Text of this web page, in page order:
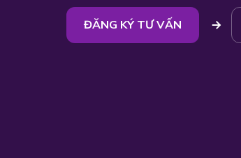
ĐĂNG KÝ TƯ VẤN